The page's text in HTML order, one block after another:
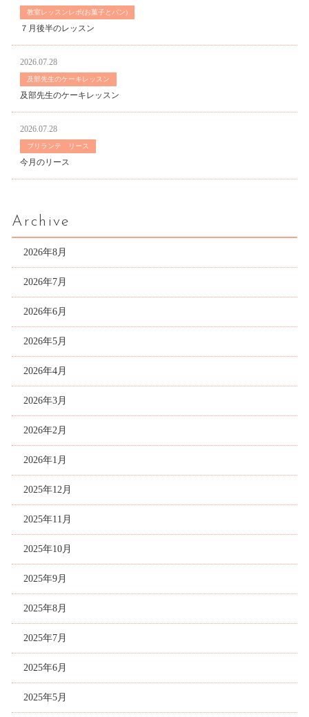
教室レッスンレポ(お菓子とパン)
７月後半のレッスン
2026.07.28
及部先生のケーキレッスン
及部先生のケーキレッスン
2026.07.28
ブリランテ リース
今月のリース
Archive
2026年8月
2026年7月
2026年6月
2026年5月
2026年4月
2026年3月
2026年2月
2026年1月
2025年12月
2025年11月
2025年10月
2025年9月
2025年8月
2025年7月
2025年6月
2025年5月